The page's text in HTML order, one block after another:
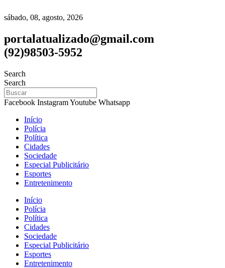
sábado, 08, agosto, 2026
portalatualizado@gmail.com
(92)98503-5952
Search
Search
Facebook InstagramYoutube Whatsapp
Início
Polícia
Política
Cidades
Sociedade
Especial Publicitário
Esportes
Entretenimento
Início
Polícia
Política
Cidades
Sociedade
Especial Publicitário
Esportes
Entretenimento